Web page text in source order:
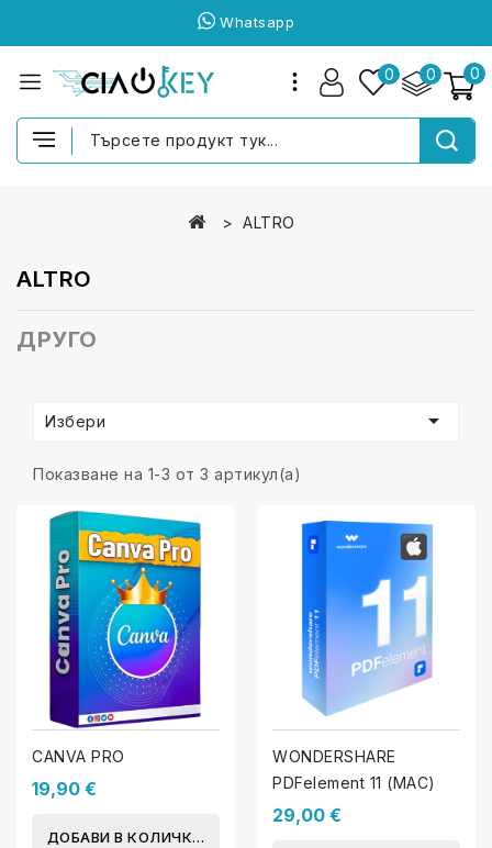
Whatsapp
0
0
0
ALTRO
ALTRO
ДРУГО
Избери 
Показване на 1-3 от 3 артикул(а)
CANVA PRO
19,90 €
ДОБАВИ В КОЛИЧКАТА
WONDERSHARE
PDFelement 11 (MAC)
29,00 €